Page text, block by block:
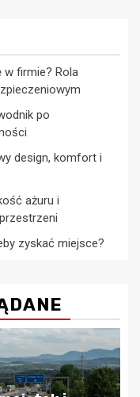
firmie? Rola
po
design, komfort i
ażuru i
zyskać miejsce?